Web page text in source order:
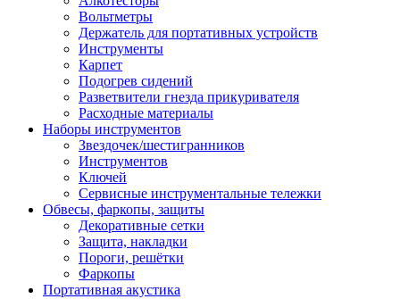
Вольтметры
Держатель для портативных устройств
Инструменты
Карпет
Подогрев сидений
Разветвители гнезда прикуривателя
Расходные материалы
Наборы инструментов
Звездочек/шестигранников
Инструментов
Ключей
Сервисные инструментальные тележки
Обвесы, фаркопы, защиты
Декоративные сетки
Защита, накладки
Пороги, решётки
Фаркопы
Портативная акустика